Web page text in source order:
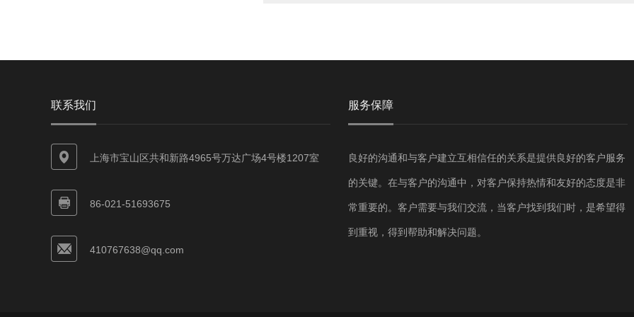
联系我们
上海市宝山区共和新路4965号万达广场4号楼1207室
86-021-51693675
410767638@qq.com
服务保障
良好的沟通和与客户建立互相信任的关系是提供良好的客户服务
的关键。在与客户的沟通中，对客户保持热情和友好的态度是非
常重要的。客户需要与我们交流，当客户找到我们时，是希望得
到重视，得到帮助和解决问题。